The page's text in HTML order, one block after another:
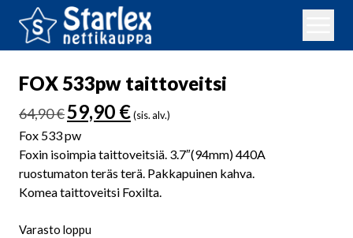
FOX 533pw taittoveitsi
64,90€ Alkuperäinen
hinta
oli:
64,90 €.
59,90 €Nykyinen
hinta
59,90 €.
(sis. alv.)
Fox 533 pw
Foxin isoimpia taittoveitsiä. 3.7″(94mm) 440A
ruostumaton teräs terä. Pakkapuinen kahva.
Komea taittoveitsi Foxilta.
Varasto loppu